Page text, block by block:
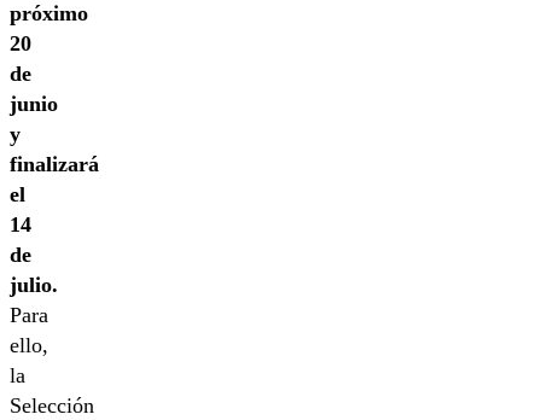
próximo
20
de
junio
y
finalizará
el
14
de
julio.
Para
ello,
la
Selección